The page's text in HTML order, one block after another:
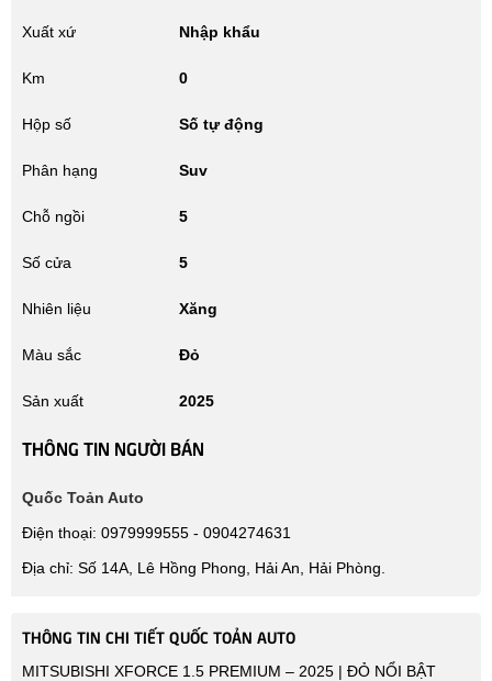
Xuất xứ Nhập khẩu
Km 0
Hộp số Số tự động
Phân hạng Suv
Chỗ ngồi 5
Số cửa 5
Nhiên liệu Xăng
Màu sắc Đỏ
Sản xuất 2025
THÔNG TIN NGƯỜI BÁN
Quốc Toản Auto
Điện thoại: 0979999555 - 0904274631
Địa chỉ: Số 14A, Lê Hồng Phong, Hải An, Hải Phòng.
THÔNG TIN CHI TIẾT QUỐC TOẢN AUTO
MITSUBISHI XFORCE 1.5 PREMIUM – 2025 | ĐỎ NỔI BẬT